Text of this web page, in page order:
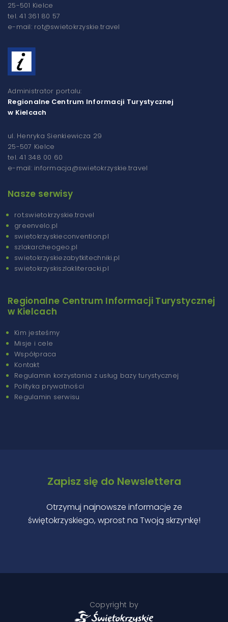
25-501 Kielce
tel. 41 361 80 57
e-mail: rot@swietokrzyskie.travel
Administrator portalu:
Regionalne Centrum Informacji Turystycznej
w Kielcach
ul. Henryka Sienkiewicza 29
25-507 Kielce
tel. 41 348 00 60
e-mail: informacja@swietokrzyskie.travel
Nasze serwisy
rot.swietokrzyskie.travel
greenvelo.pl
swietokrzyskieconvention.pl
szlakarcheogeo.pl
swietokrzyskiezabytkitechniki.pl
swietokrzyskiszlakliteracki.pl
Regionalne Centrum Informacji Turystycznej
w Kielcach
Kim jesteśmy
Misje i cele
Współpraca
Kontakt
Regulamin korzystania z usług bazy turystycznej
Polityka prywatności
Regulamin serwisu
Zapisz się do Newslettera
Otrzymuj najnowsze informacje ze
świętokrzyskiego, wprost na Twoją skrzynkę!
Copyright by